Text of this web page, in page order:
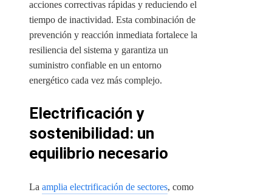
acciones correctivas rápidas y reduciendo el
tiempo de inactividad. Esta combinación de
prevención y reacción inmediata fortalece la
resiliencia del sistema y garantiza un
suministro confiable en un entorno
energético cada vez más complejo.
Electrificación y
sostenibilidad: un
equilibrio necesario
La amplia electrificación de sectores, como